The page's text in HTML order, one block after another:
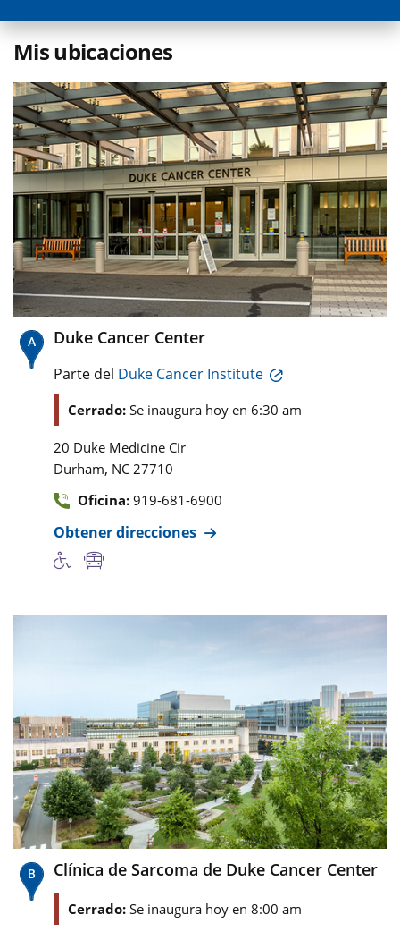
Mis ubicaciones
Duke Cancer Center
Parte del Duke Cancer Institute
Cerrado: Se inaugura hoy en 6:30 am
20 Duke Medicine Cir
Durham, NC 27710
Oficina: 919-681-6900
Obtener direcciones
Clínica de Sarcoma de Duke Cancer Center
Cerrado: Se inaugura hoy en 8:00 am